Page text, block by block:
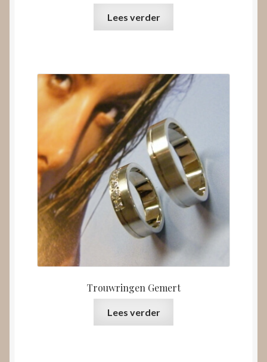
Lees verder
Trouwringen Gemert
Lees verder